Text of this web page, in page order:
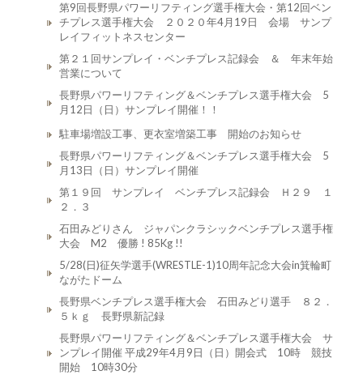
第9回長野県パワーリフティング選手権大会・第12回ベン
チプレス選手権大会 ２０２０年4月19日 会場 サンプ
レイフィットネスセンター
第２１回サンプレイ・ベンチプレス記録会 ＆ 年末年始
営業について
長野県パワーリフティング＆ベンチプレス選手権大会 5
月12日（日）サンプレイ開催！！
駐車場増設工事、更衣室増築工事 開始のお知らせ
長野県パワーリフティング＆ベンチプレス選手権大会 5
月13日（日）サンプレイ開催
第１９回 サンプレイ ベンチプレス記録会 Ｈ２９ １
２．３
石田みどりさん ジャパンクラシックベンチプレス選手権
大会 M2 優勝 ! 85Kg !!
5/28(日)征矢学選手(WRESTLE-1)10周年記念大会in箕輪町
ながたドーム
長野県ベンチプレス選手権大会 石田みどり選手 ８２．
５ｋｇ 長野県新記録
長野県パワーリフティング＆ベンチプレス選手権大会 サ
ンプレイ開催 平成29年4月9日（日）開会式 10時 競技
開始 10時30分